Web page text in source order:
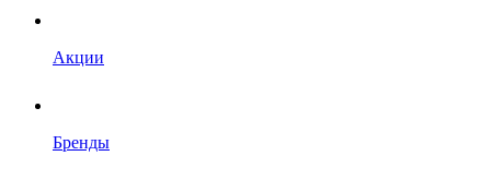
Акции
Бренды